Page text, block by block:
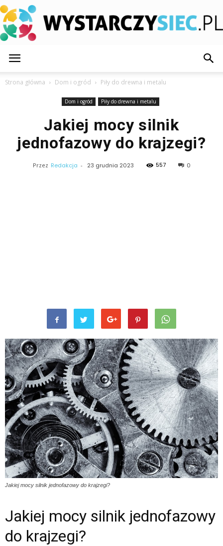
Strona główna Dom i ogród Piły do drewna i metalu
Dom i ogród Piły do drewna i metalu
Jakiej mocy silnik
jednofazowy do krajzegi?
Przez Redakcja - 23 grudnia 2023 557 0
Jakiej mocy silnik jednofazowy do krajzegi?
Jakiej mocy silnik jednofazowy
do krajzegi?